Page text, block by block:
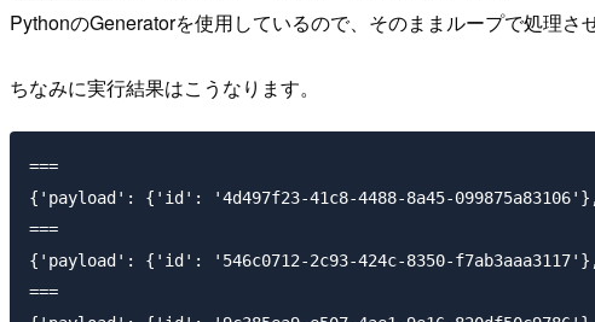
PythonのGeneratorを使用しているので、そのままループで処理さ
ちなみに実行結果はこうなります。
===
{'payload': {'id': '4d497f23-41c8-4488-8a45-
===
{'payload': {'id': '546c0712-2c93-424c-8350-
===